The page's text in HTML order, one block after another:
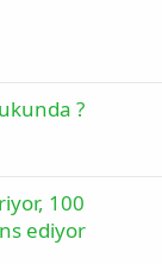
?
100
ediyor